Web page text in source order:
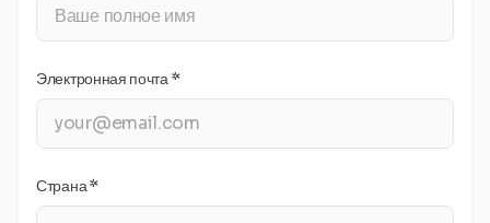
Электронная почта *
Страна *